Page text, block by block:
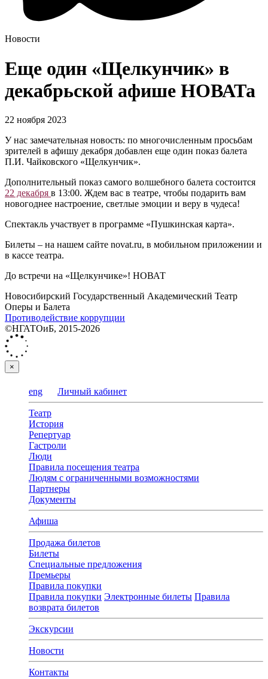
Новости
Еще один «Щелкунчик» в
декабрьской афише НОВАТа
22 ноября 2023
У нас замечательная новость: по многочисленным просьбам
зрителей в афишу декабря добавлен еще один показ балета
П.И. Чайковского «Щелкунчик».
Дополнительный показ самого волшебного балета состоится
22 декабря в 13:00. Ждем вас в театре, чтобы подарить вам
новогоднее настроение, светлые эмоции и веру в чудеса!
Спектакль участвует в программе «Пушкинская карта».
Билеты – на нашем сайте novat.ru, в мобильном приложении и
в кассе театра.
До встречи на «Щелкунчике»! НОВАТ
Новосибирский Государственный Академический Театр
Оперы и Балета
Противодействие коррупции
©НГАТОиБ, 2015-2026
×
eng Личный кабинет
Театр
История
Репертуар
Гастроли
Люди
Правила посещения театра
Людям с ограниченными возможностями
Партнеры
Документы
Афиша
Продажа билетов
Билеты
Специальные предложения
Премьеры
Правила покупки
Правила покупки Электронные билеты Правила
возврата билетов
Экскурсии
Новости
Контакты